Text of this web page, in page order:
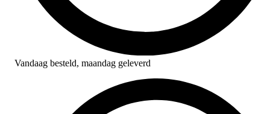
Vandaag besteld, maandag geleverd